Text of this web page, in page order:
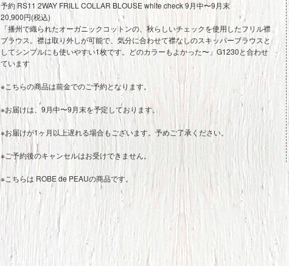
予約 RS11 2WAY FRILL COLLAR BLOUSE white check 9月中〜9月末
20,900円(税込)
「播州で織られたオーガニックコットンの、秋らしいチェックを使用したフリル襟
ブラウス。襟は取り外しが可能で、気分に合わせて襟なしのスキッパーブラウスと
してシンプルにも使いやすい1枚です。どのカラーもよかった〜」G1230と合わせ
ています
※こちらの商品は前金でのご予約となります。
※お届けは、9月中〜9月末を予定しております。
※お届けが1ヶ月以上遅れる場合もございます。予めご了承ください。
※ご予約後のキャンセルはお受けできません。
※こちらは ROBE de PEAUの商品です。